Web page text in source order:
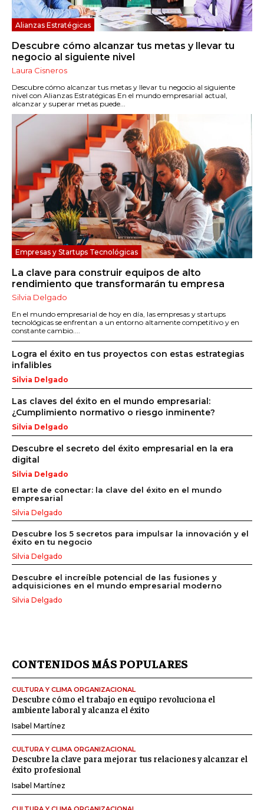
Alianzas Estratégicas
Descubre cómo alcanzar tus metas y llevar tu
negocio al siguiente nivel
Laura Cisneros
Descubre cómo alcanzar tus metas y llevar tu negocio al siguiente
nivel con Alianzas Estratégicas En el mundo empresarial actual,
alcanzar y superar metas puede...
Empresas y Startups Tecnológicas
La clave para construir equipos de alto
rendimiento que transformarán tu empresa
Silvia Delgado
En el mundo empresarial de hoy en día, las empresas y startups
tecnológicas se enfrentan a un entorno altamente competitivo y en
constante cambio....
Logra el éxito en tus proyectos con estas estrategias
infalibles
Silvia Delgado
Las claves del éxito en el mundo empresarial:
¿Cumplimiento normativo o riesgo inminente?
Silvia Delgado
Descubre el secreto del éxito empresarial en la era
digital
Silvia Delgado
El arte de conectar: la clave del éxito en el mundo
empresarial
Silvia Delgado
Descubre los 5 secretos para impulsar la innovación y el
éxito en tu negocio
Silvia Delgado
Descubre el increíble potencial de las fusiones y
adquisiciones en el mundo empresarial moderno
Silvia Delgado
CONTENIDOS MÁS POPULARES
CULTURA Y CLIMA ORGANIZACIONAL
Descubre cómo el trabajo en equipo revoluciona el
ambiente laboral y alcanza el éxito
Isabel Martínez
CULTURA Y CLIMA ORGANIZACIONAL
Descubre la clave para mejorar tus relaciones y alcanzar el
éxito profesional
Isabel Martínez